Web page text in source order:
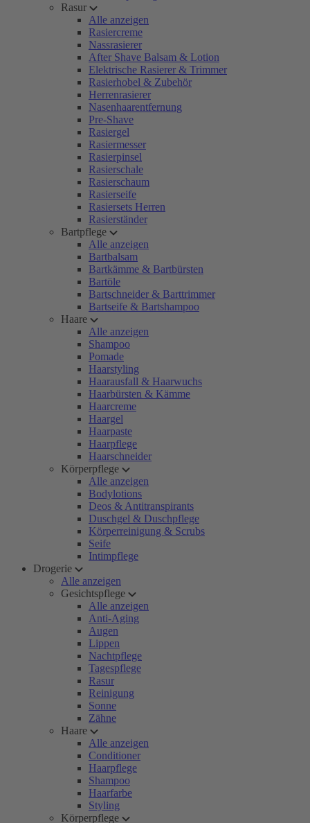
Rasur
Alle anzeigen
Rasiercreme
Nassrasierer
After Shave Balsam & Lotion
Elektrische Rasierer & Trimmer
Rasierhobel & Zubehör
Herrenrasierer
Nasenhaarentfernung
Pre-Shave
Rasiergel
Rasiermesser
Rasierpinsel
Rasierschale
Rasierschaum
Rasierseife
Rasiersets Herren
Rasierständer
Bartpflege
Alle anzeigen
Bartbalsam
Bartkämme & Bartbürsten
Bartöle
Bartschneider & Barttrimmer
Bartseife & Bartshampoo
Haare
Alle anzeigen
Shampoo
Pomade
Haarstyling
Haarausfall & Haarwuchs
Haarbürsten & Kämme
Haarcreme
Haargel
Haarpaste
Haarpflege
Haarschneider
Körperpflege
Alle anzeigen
Bodylotions
Deos & Antitranspirants
Duschgel & Duschpflege
Körperreinigung & Scrubs
Seife
Intimpflege
Drogerie
Alle anzeigen
Gesichtspflege
Alle anzeigen
Anti-Aging
Augen
Lippen
Nachtpflege
Tagespflege
Rasur
Reinigung
Sonne
Zähne
Haare
Alle anzeigen
Conditioner
Haarpflege
Shampoo
Haarfarbe
Styling
Körperpflege